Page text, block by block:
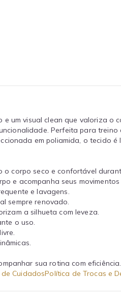
um visual clean que valoriza
Perfeita para
em poliamida, o tecido
corpo seco e confortável
e acompanha seus movimentos
e lavagens.
sempre renovado.
a silhueta com leveza.
o uso.
sua rotina com
de CuidadosPolítica de Trocas e